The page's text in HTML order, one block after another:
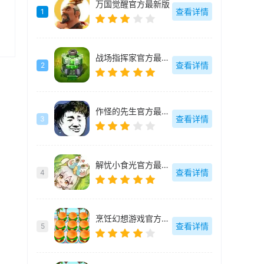
1
万国觉醒官方最新版
查看详情
2
战场指挥家官方最新版
查看详情
3
作怪的先生官方最新版
查看详情
4
解忧小食光官方最新版
查看详情
5
烹饪幻想游戏官方最新版
查看详情